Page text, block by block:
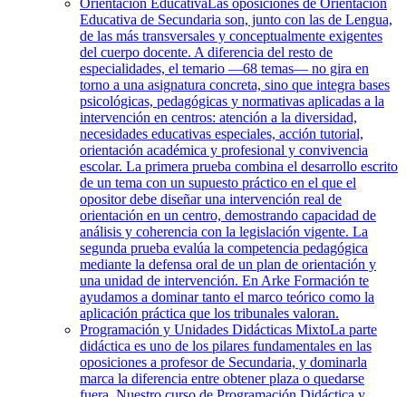
Orientación EducativaLas oposiciones de Orientación
Educativa de Secundaria son, junto con las de Lengua,
de las más transversales y conceptualmente exigentes
del cuerpo docente. A diferencia del resto de
especialidades, el temario —68 temas— no gira en
torno a una asignatura concreta, sino que integra bases
psicológicas, pedagógicas y normativas aplicadas a la
intervención en centros: atención a la diversidad,
necesidades educativas especiales, acción tutorial,
orientación académica y profesional y convivencia
escolar. La primera prueba combina el desarrollo escrito
de un tema con un supuesto práctico en el que el
opositor debe diseñar una intervención real de
orientación en un centro, demostrando capacidad de
análisis y coherencia con la legislación vigente. La
segunda prueba evalúa la competencia pedagógica
mediante la defensa oral de un plan de orientación y
una unidad de intervención. En Arke Formación te
ayudamos a dominar tanto el marco teórico como la
aplicación práctica que los tribunales valoran.
Programación y Unidades Didácticas MixtoLa parte
didáctica es uno de los pilares fundamentales en las
oposiciones a profesor de Secundaria, y dominarla
marca la diferencia entre obtener plaza o quedarse